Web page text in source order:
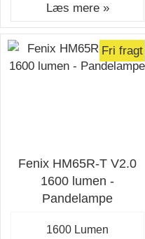
Læs mere »
Fri fragt
Fenix HM65R-T V2.0
1600 lumen -
Pandelampe
1600 Lumen